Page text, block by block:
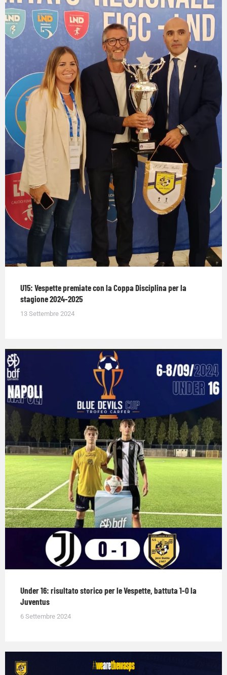
U15: Vespette premiate con la Coppa Disciplina per la
stagione 2024-2025
13 Settembre 2024
Under 16: risultato storico per le Vespette, battuta 1-0 la
Juventus
6 Settembre 2024